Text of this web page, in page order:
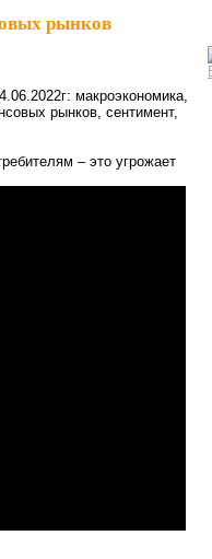
рынков
макроэкономика,
рынков, сентимент,
– это угрожает